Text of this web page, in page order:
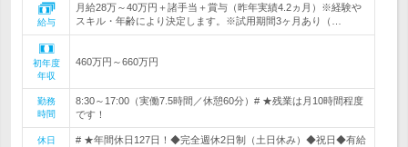
給与
月給28万～40万円＋諸手当＋賞与（昨年実績4.2ヵ月）※経験や
スキル・年齢により決定します。※試用期間3ヶ月あり（…
初年度
年収
460万円～660万円
勤務
時間
8:30～17:00（実働7.5時間／休憩60分）# ★残業は月10時間程度
です！
休日
# ★年間休日127日！◆完全週休2日制（土日休み）◆祝日◆有給